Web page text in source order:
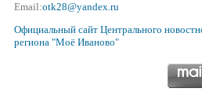
Email:otk28@yandex.ru
Официальный сайт Центрального
региона "Моё Иваново"